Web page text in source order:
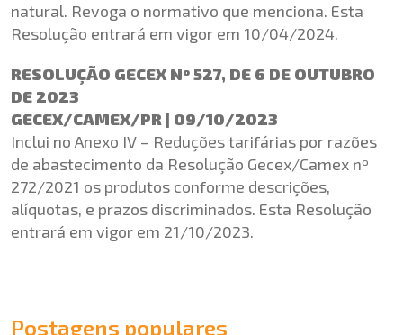
natural. Revoga o normativo que menciona. Esta
Resolução entrará em vigor em 10/04/2024.
RESOLUÇÃO GECEX Nº 527, DE 6 DE OUTUBRO
DE 2023
GECEX/CAMEX/PR | 09/10/2023
Inclui no Anexo IV – Reduções tarifárias por razões
de abastecimento da Resolução Gecex/Camex nº
272/2021 os produtos conforme descrições,
alíquotas, e prazos discriminados. Esta Resolução
entrará em vigor em 21/10/2023.
Postagens populares